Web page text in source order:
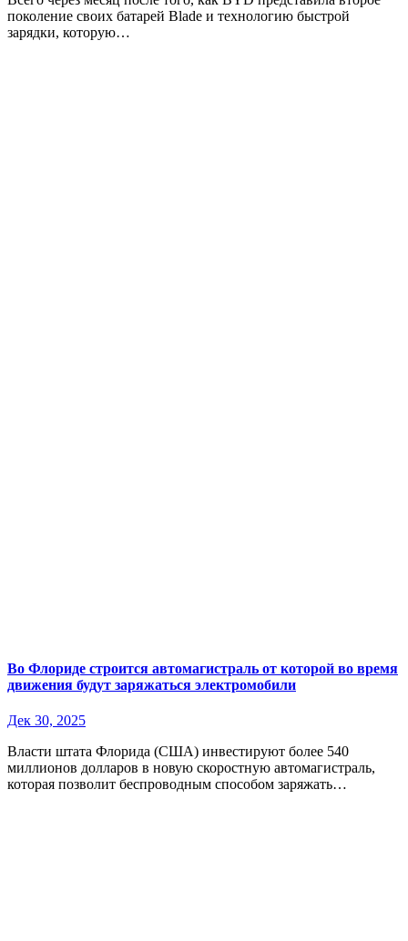
поколение своих батарей Blade и технологию быстрой
зарядки, которую…
Во Флориде строится автомагистраль от которой во время
движения будут заряжаться электромобили
Дек 30, 2025
Власти штата Флорида (США) инвестируют более 540
миллионов долларов в новую скоростную автомагистраль,
которая позволит беспроводным способом заряжать…